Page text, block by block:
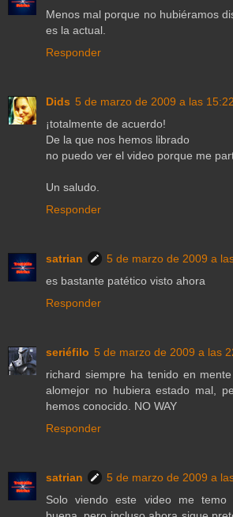
Menos mal porque no hubiéramos
es la actual.
Responder
Dids 5 de marzo de 2009 a las 15:22
¡totalmente de acuerdo!
De la que nos hemos librado
no puedo ver el video porque me
Un saludo.
Responder
satrian
5 de marzo de 2009 a
es bastante patético visto ahora
Responder
seriéfilo 5 de marzo de 2009 a las
richard siempre ha tenido en
alomejor no hubiera estado mal,
hemos conocido. NO WAY
Responder
satrian
5 de marzo de 2009 a
Solo viendo este video me